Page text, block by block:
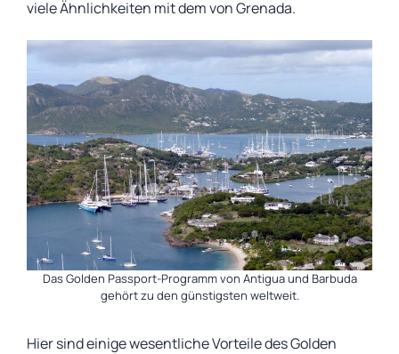
viele Ähnlichkeiten mit dem von Grenada.
Das Golden Passport-Programm von Antigua und Barbuda
gehört zu den günstigsten weltweit.
Hier sind einige wesentliche Vorteile des Golden